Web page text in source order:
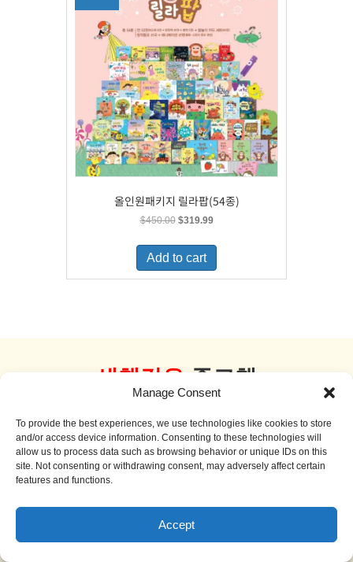
Manage Consent
To provide the best experiences, we use technologies like cookies to store
and/or access device information. Consenting to these technologies will
allow us to process data such as browsing behavior or unique IDs on this
site. Not consenting or withdrawing consent, may adversely affect certain
features and functions.
Accept
올인원패키지 릴라팝(54종)
$450.00 Original
was:
$450.00.
$319.99Current
is:
Add to cart
새책같은 중고책
더 보기
Sale!